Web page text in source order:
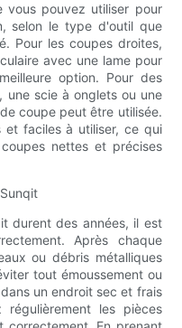
vous pouvez utiliser pour
selon le type d'outil que
Pour les coupes droites,
avec une lame pour
option. Pour des
une scie à onglets ou une
coupe peut être utilisée.
et faciles à utiliser, ce qui
nettes et précises
durent des années, il est
Après chaque
ou débris métalliques
tout émoussement ou
un endroit sec et frais
les pièces